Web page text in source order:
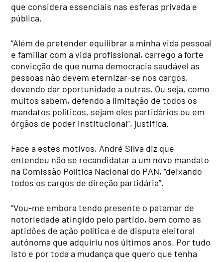
que considera essenciais nas esferas privada e
pública.
“Além de pretender equilibrar a minha vida pessoal
e familiar com a vida profissional, carrego a forte
convicção de que numa democracia saudável as
pessoas não devem eternizar-se nos cargos,
devendo dar oportunidade a outras. Ou seja, como
muitos sabem, defendo a limitação de todos os
mandatos políticos, sejam eles partidários ou em
órgãos de poder institucional”, justifica.
Face a estes motivos, André Silva diz que
entendeu não se recandidatar a um novo mandato
na Comissão Política Nacional do PAN, “deixando
todos os cargos de direção partidária”.
“Vou-me embora tendo presente o patamar de
notoriedade atingido pelo partido, bem como as
aptidões de ação política e de disputa eleitoral
autónoma que adquiriu nos últimos anos. Por tudo
isto e por toda a mudança que quero que tenha